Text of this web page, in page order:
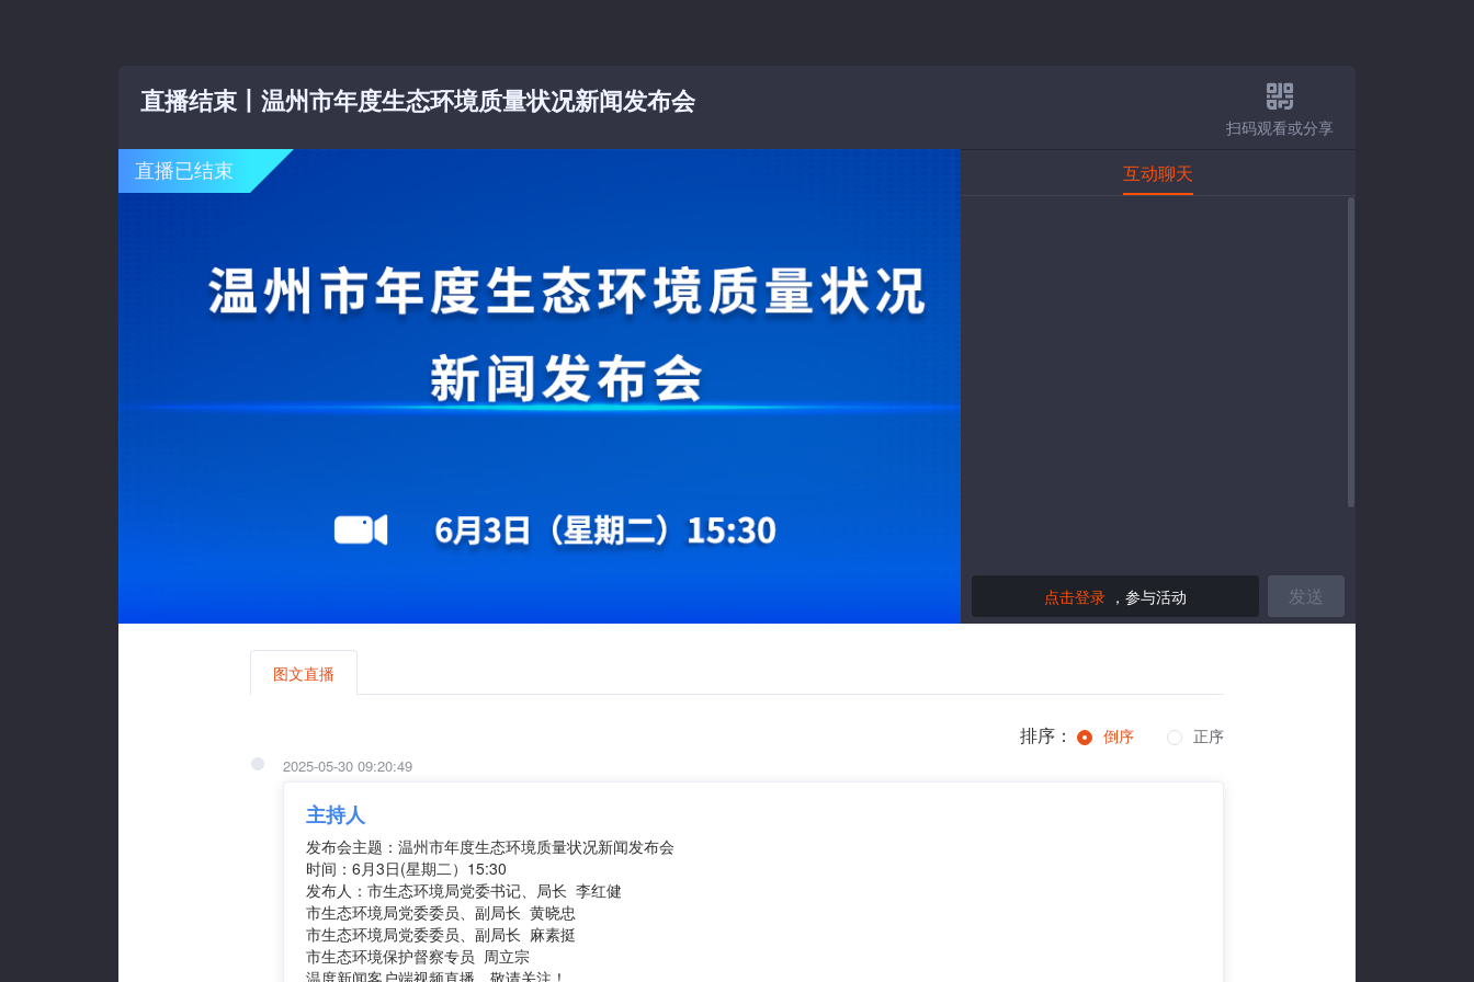
直播结束丨温州市年度生态环境质量状况新闻发布会
扫码观看或分享
直播已结束
互动聊天
点击登录 ，参与活动 发送
图文直播
排序： 倒序 正序
2025-05-30 09:20:49
主持人
发布会主题：温州市年度生态环境质量状况新闻发布会
时间：6月3日(星期二）15:30
发布人：市生态环境局党委书记、局长 李红健
市生态环境局党委委员、副局长 黄晓忠
市生态环境局党委委员、副局长 麻素挺
市生态环境保护督察专员 周立宗
温度新闻客户端视频直播，敬请关注！